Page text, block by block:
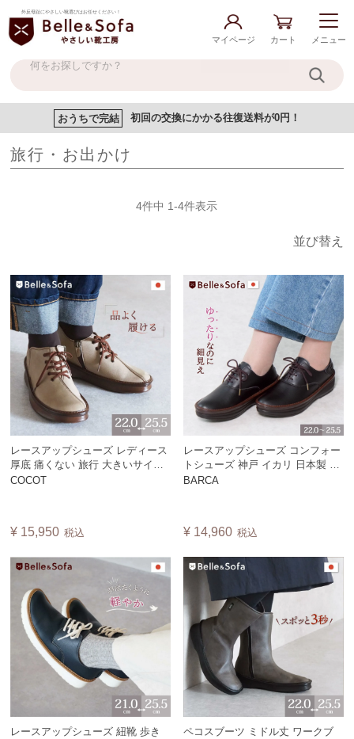
外反母趾にやさしい靴選びはお任せください！
マイページ カート メニュー
おうちで完結 初回の交換にかかる往復送料が0円！
旅行・お出かけ
並び替え
4件中 1-4件表示
レースアップシューズ レディース
厚底 痛くない 旅行 大きいサイズ
ハイカット スニーカー ショート
COCOT
¥ 15,950 税込
レースアップシューズ コンフォー
トシューズ 神戸 イカリ 日本製 紐
靴 旅行 軽量 レディース バルカ
BARCA
¥ 14,960 税込
レースアップシューズ 紐靴 歩き
ペコスブーツ ミドル丈 ワークブ